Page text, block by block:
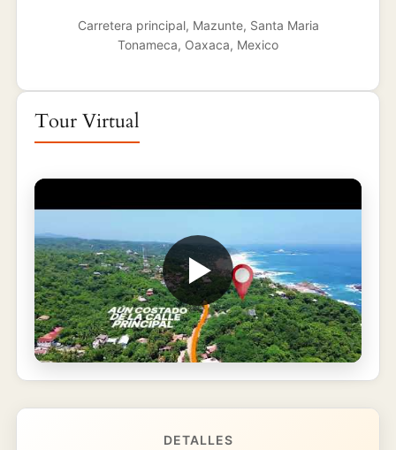
Carretera principal, Mazunte, Santa Maria
Tonameca, Oaxaca, Mexico
Tour Virtual
DETALLES